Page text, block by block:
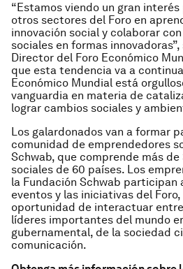
“Estamos viendo un gran
otros sectores del Foro en
innovación social y colaborar
sociales en formas
Director del Foro Económico
que esta tendencia va a
Económico Mundial está
vanguardia en materia de
lograr cambios sociales y
Los galardonados van a formar
comunidad de emprendedores
Schwab, que comprende más
sociales de 60 países. Los
la Fundación Schwab
eventos y las iniciativas del
oportunidad de interactuar
líderes importantes del mundo
gubernamental, de la sociedad
comunicación.